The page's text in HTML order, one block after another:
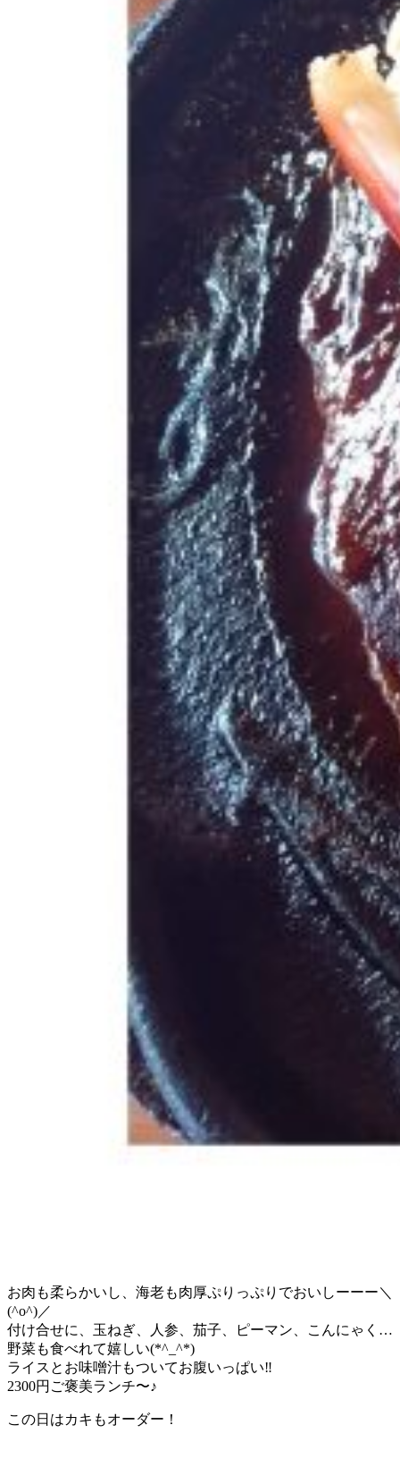
お肉も柔らかいし、海老も肉厚ぷりっぷりでおいしーーー＼
(^o^)／
付け合せに、玉ねぎ、人参、茄子、ピーマン、こんにゃく…
野菜も食べれて嬉しい(*^_^*)
ライスとお味噌汁もついてお腹いっぱい‼︎
2300円ご褒美ランチ〜♪
この日はカキもオーダー！